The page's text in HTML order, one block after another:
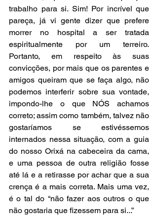
trabalho para si. Sim! Por incrível que
pareça, já vi gente dizer que prefere
morrer no hospital a ser tratada
espiritualmente por um terreiro.
Portanto, em respeito às suas
convicções, por mais que os parentes e
amigos queiram que se faça algo, não
podemos interferir sobre sua vontade,
impondo-lhe o que NÓS achamos
correto; assim como também, talvez não
gostaríamos se estivéssemos
internados nessa situação, com a guia
do nosso Orixá na cabeceira da cama,
e uma pessoa de outra religião fosse
até lá e a retirasse por achar que a sua
crença é a mais correta. Mais uma vez,
é o tal do “não fazer aos outros o que
não gostaria que fizessem para si...”